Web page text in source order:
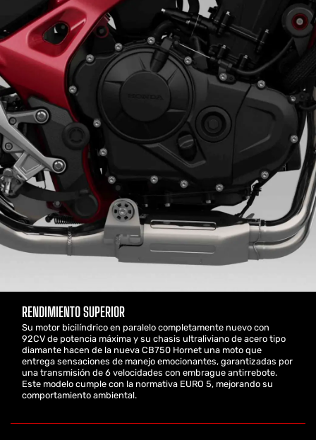
RENDIMIENTO SUPERIOR
Su motor bicilíndrico en paralelo completamente nuevo con
92CV de potencia máxima y su chasis ultraliviano de acero tipo
diamante hacen de la nueva CB750 Hornet una moto que
entrega sensaciones de manejo emocionantes, garantizadas por
una transmisión de 6 velocidades con embrague antirrebote.
Este modelo cumple con la normativa EURO 5, mejorando su
comportamiento ambiental.